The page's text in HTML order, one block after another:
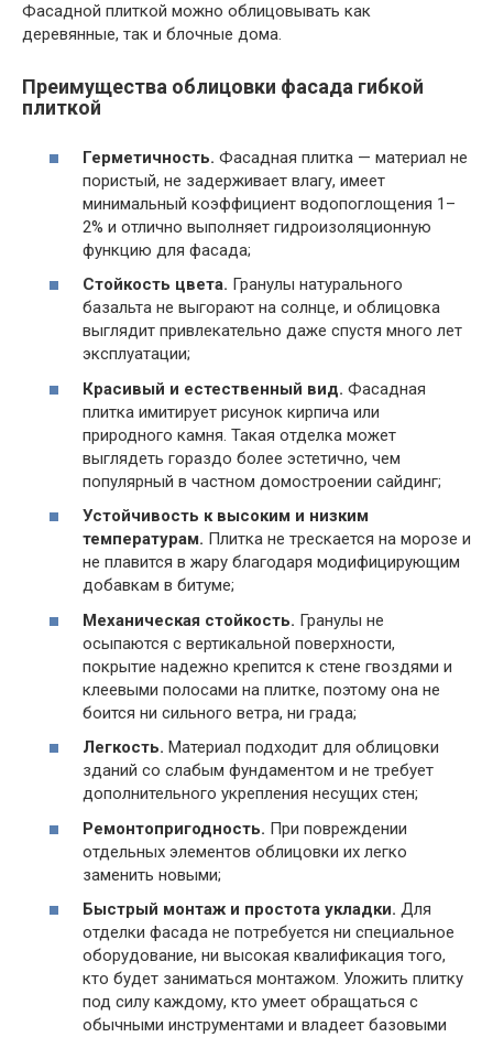
Фасадной плиткой можно облицовывать как
деревянные, так и блочные дома.
Преимущества облицовки фасада гибкой
плиткой
Герметичность. Фасадная плитка — материал не
пористый, не задерживает влагу, имеет
минимальный коэффициент водопоглощения 1–
2% и отлично выполняет гидроизоляционную
функцию для фасада;
Стойкость цвета. Гранулы натурального
базальта не выгорают на солнце, и облицовка
выглядит привлекательно даже спустя много лет
эксплуатации;
Красивый и естественный вид. Фасадная
плитка имитирует рисунок кирпича или
природного камня. Такая отделка может
выглядеть гораздо более эстетично, чем
популярный в частном домостроении сайдинг;
Устойчивость к высоким и низким
температурам. Плитка не трескается на морозе и
не плавится в жару благодаря модифицирующим
добавкам в битуме;
Механическая стойкость. Гранулы не
осыпаются с вертикальной поверхности,
покрытие надежно крепится к стене гвоздями и
клеевыми полосами на плитке, поэтому она не
боится ни сильного ветра, ни града;
Легкость. Материал подходит для облицовки
зданий со слабым фундаментом и не требует
дополнительного укрепления несущих стен;
Ремонтопригодность. При повреждении
отдельных элементов облицовки их легко
заменить новыми;
Быстрый монтаж и простота укладки. Для
отделки фасада не потребуется ни специальное
оборудование, ни высокая квалификация того,
кто будет заниматься монтажом. Уложить плитку
под силу каждому, кто умеет обращаться с
обычными инструментами и владеет базовыми